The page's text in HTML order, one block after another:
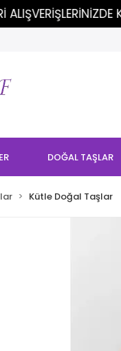
KARGO
DOĞAL TAŞLAR
Kütle Doğal Taşlar